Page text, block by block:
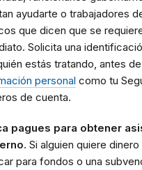
ayudarte o trabajadores
que dicen que se
Solicita una
estás tratando, antes
personal como tu
de cuenta.
pagues para obtener
. Si alguien quiere
para fondos o una